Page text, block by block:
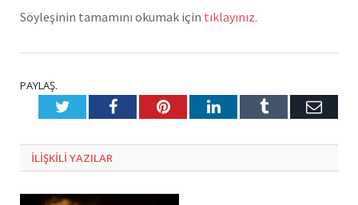
Söyleşinin tamamını okumak için tıklayınız.
PAYLAŞ.
TwitterFacebookPinterestLinkedInTumblr E-
ILIŞKILI YAZILAR